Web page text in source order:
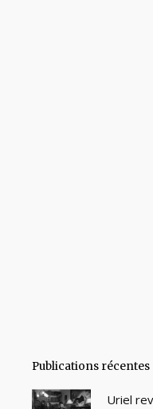
Publications récentes
Uriel